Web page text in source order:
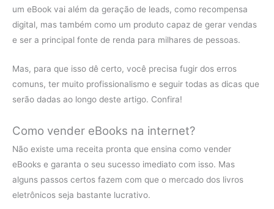
um eBook vai além da geração de leads, como recompensa
digital, mas também como um produto capaz de gerar vendas
e ser a principal fonte de renda para milhares de pessoas.
Mas, para que isso dê certo, você precisa fugir dos erros
comuns, ter muito profissionalismo e seguir todas as dicas que
serão dadas ao longo deste artigo. Confira!
Como vender eBooks na internet?
Não existe uma receita pronta que ensina como vender
eBooks e garanta o seu sucesso imediato com isso. Mas
alguns passos certos fazem com que o mercado dos livros
eletrônicos seja bastante lucrativo.